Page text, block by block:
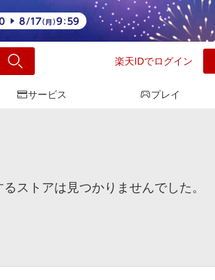
楽天IDでログイン
サービス プレイ
ストアは見つかりませんでした。